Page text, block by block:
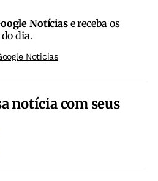
Notíciase receba os
dia.
Noticias
notícia com seus